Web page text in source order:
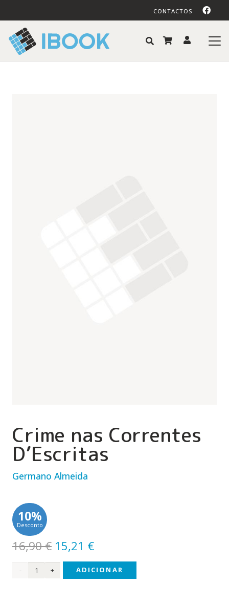
CONTACTOS
Crime nas Correntes
D’Escritas
Germano Almeida
10%
Desconto
16,90€ O
preço
original
15,21 €O
preço
atual
Quantidade
ADICIONAR